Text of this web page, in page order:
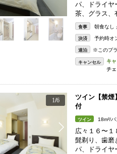
パ、ドライヤ
茶、グラス、
食事 朝食なし
決済 予約時オ
連泊 ※このプ
キャンセル
1/6
ツイン【禁煙
付
ツイン 18m²/
広々１６〜
髭剃り、歯磨
パ、ドライヤ